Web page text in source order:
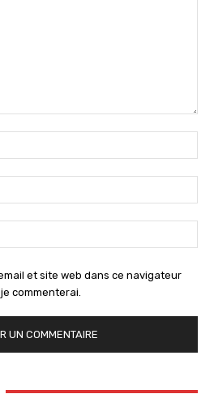
:*
:*
:
et site web dans ce navigateur
commenterai.